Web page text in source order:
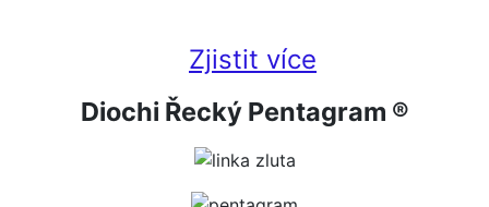
Zjistit více
Diochi Řecký Pentagram ®